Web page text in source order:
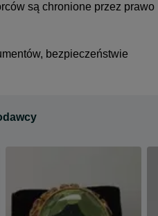
są chronione przez prawo
bezpieczeństwie